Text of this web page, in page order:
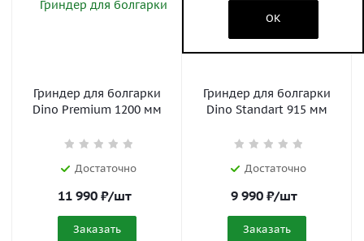
Гриндер для болгарки
Dino Premium 1200 мм
Достаточно
11 990₽/шт
Заказать
Гриндер для болгарки
Dino Standart 915 мм
Достаточно
9 990 ₽/шт
Заказать
OK